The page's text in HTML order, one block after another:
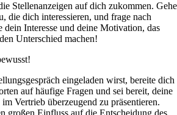
Stellenanzeigen auf dich zukommen. Gehe
die dich interessieren, und frage nach
dein Interesse und deine Motivation, das
Unterschied machen!
eingeladen wirst, bereite dich
auf häufige Fragen und sei bereit, deine
Vertrieb überzeugend zu präsentieren.